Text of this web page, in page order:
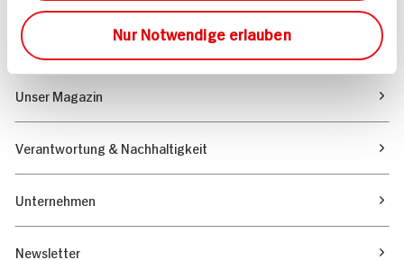
Nur Notwendige erlauben
Marktfinder
Unser Magazin
Verantwortung & Nachhaltigkeit
Unternehmen
Newsletter